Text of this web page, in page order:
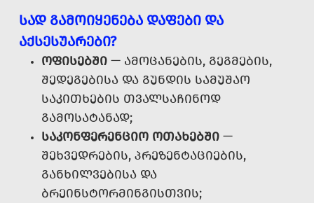
ᲡᲐᲓ ᲒᲐᲛᲝᲘᲧᲔᲜᲔᲑᲐ ᲓᲐᲤᲔᲑᲘ ᲓᲐ
ᲐᲥᲡᲔᲡᲣᲐᲠᲔᲑᲘ?
ᲝᲤᲘᲡᲔᲑᲨᲘ — ᲐᲛᲝᲪᲐᲜᲔᲑᲘᲡ, ᲒᲔᲒᲛᲔᲑᲘᲡ,
ᲨᲔᲓᲔᲒᲔᲑᲘᲡᲐ ᲓᲐ ᲒᲣᲜᲓᲘᲡ ᲡᲐᲛᲣᲨᲐᲝ
ᲡᲐᲙᲘᲗᲮᲔᲑᲘᲡ ᲗᲕᲐᲚᲡᲐᲩᲘᲜᲝᲓ
ᲒᲐᲛᲝᲡᲐᲢᲐᲜᲐᲓ;
ᲡᲐᲙᲝᲜᲤᲔᲠᲔᲜᲪᲘᲝ ᲝᲗᲐᲮᲔᲑᲨᲘ —
ᲨᲔᲮᲕᲔᲓᲠᲔᲑᲘᲡ, ᲞᲠᲔᲖᲔᲜᲢᲐᲪᲘᲔᲑᲘᲡ,
ᲒᲐᲜᲮᲘᲚᲕᲔᲑᲘᲡᲐ ᲓᲐ
ᲑᲠᲔᲘᲜᲡᲢᲝᲠᲛᲘᲜᲒᲘᲡᲗᲕᲘᲡ;